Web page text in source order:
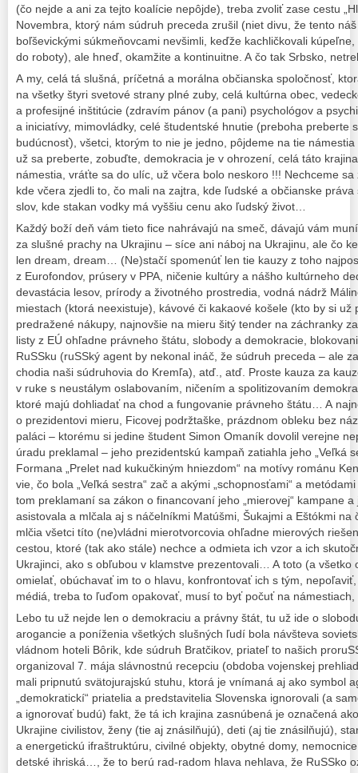
(čo nejde a ani za tejto koalície nepôjde), treba zvoliť zase cestu
Novembra, ktorý nám súdruh preceda zrušil (niet divu, že tento
boľševickými súkmeňovcami nevšimli, keďže kachličkovali
do roboty), ale hneď, okamžite a kontinuitne. A čo tak Srbsko,
A my, celá tá slušná, príčetná a morálna občianska spoločnosť,
na všetky štyri svetové strany plné zuby, celá kultúrna obec,
a profesijné inštitúcie (zdravím pánov (a pani) psychológov a
a iniciatívy, mimovládky, celé študentské hnutie (preboha preberte
budúcnosť), všetci, ktorým to nie je jedno, pôjdeme na tie
už sa preberte, zobuďte, demokracia je v ohrození, celá táto
námestia, vráťte sa do ulíc, už včera bolo neskoro !!! Nechceme
kde včera zjedli to, čo mali na zajtra, kde ľudské a občianske
slov, kde stakan vodky má vyššiu cenu ako ľudský život…
Každý boží deň vám tieto fice nahrávajú na smeč, dávajú vám
za slušné prachy na Ukrajinu – síce ani náboj na Ukrajinu, ale čo
len dream, dream… (Ne)stačí spomenúť len tie kauzy z toho
z Eurofondov, prúsery v PPA, ničenie kultúry a nášho kultúrneho
devastácia lesov, prírody a životného prostredia, vodná nádrž
miestach (ktorá neexistuje), kávové či kakaové košele (kto by si už
predražené nákupy, najnovšie na mieru šitý tender na záchranky
listy z EÚ ohľadne právneho štátu, slobody a demokracie,
RuSSku (ruSSký agent by nekonal ináč, že súdruh preceda – ale
chodia naši súdruhovia do Kremľa), atď., atď. Proste kauza za
v ruke s neustálym oslabovaním, ničením a spolitizovaním
ktoré majú dohliadať na chod a fungovanie právneho štátu… A
o prezidentovi mieru, Ficovej podržtaške, prázdnom obleku bez
paláci – ktorému si jedine študent Simon Omaník dovolil verejne
úradu preklamal – jeho prezidentskú kampaň zatiahla jeho „Veľká
Formana „Prelet nad kukučkiným hniezdom“ na motívy románu
vie, čo bola „Veľká sestra“ zač a akými „schopnosťami“ a
tom preklamaní sa zákon o financovaní jeho „mierovej“ kampane
asistovala a mlčala aj s náčelníkmi Matúšmi, Šukajmi a Eštókmi
mlčia všetci títo (ne)vládni mierotvorcovia ohľadne mierových
cestou, ktoré (tak ako stále) nechce a odmieta ich vzor a ich
Ukrajinci, ako s obľubou v klamstve prezentovali… A toto (a všetko
omielať, obúchavať im to o hlavu, konfrontovať ich s tým,
médiá, treba to ľuďom opakovať, musí to byť počuť na
Lebo tu už nejde len o demokraciu a právny štát, tu už ide o
arogancie a poníženia všetkých slušných ľudí bola návšteva
vládnom hoteli Bôrik, kde súdruh Bratčikov, priateľ to našich
organizoval 7. mája slávnostnú recepciu (obdoba vojenskej
mali pripnutú svätojurajskú stuhu, ktorá je vnímaná aj ako symbol
„demokratickí“ priatelia a predstavitelia Slovenska ignorovali (a
a ignorovať budú) fakt, že tá ich krajina zasnúbená je označená
Ukrajine civilistov, ženy (tie aj znásilňujú), deti (aj tie znásilňujú),
a energetickú ifraštruktúru, civilné objekty, obytné domy,
detské ihriská…, že to berú rad-radom hlava nehlava, že RuSSko